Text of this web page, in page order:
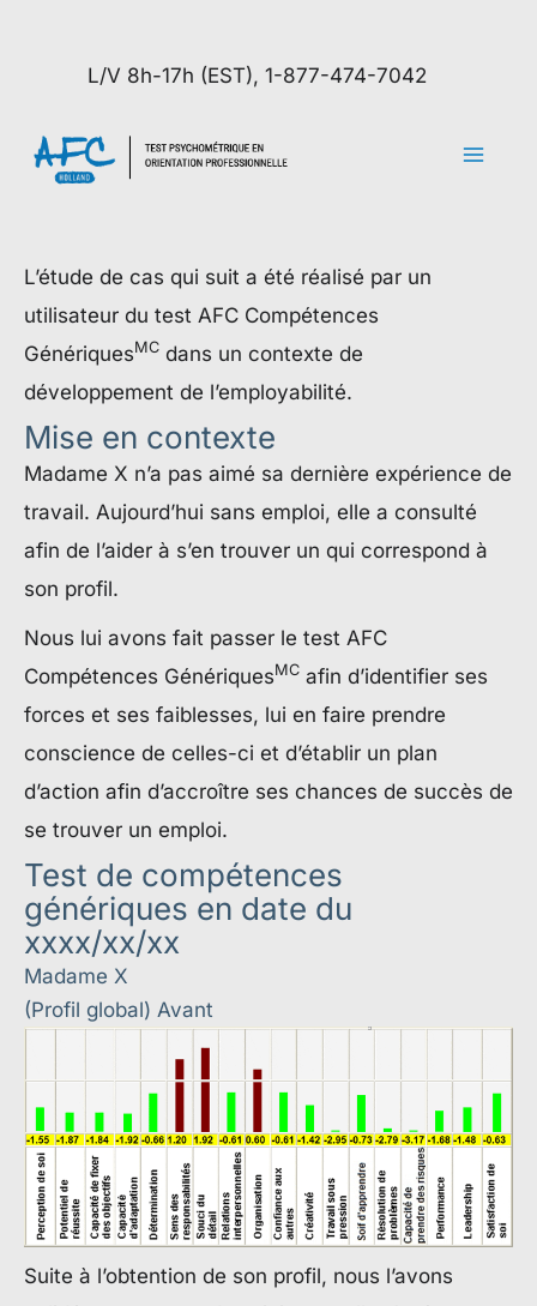
L/V 8h-17h (EST), 1-877-474-7042
L’étude de cas qui suit a été réalisé par un
utilisateur du test AFC Compétences
GénériquesMC dans un contexte de
développement de l’employabilité.
Mise en contexte
Madame X n’a pas aimé sa dernière expérience de
travail. Aujourd’hui sans emploi, elle a consulté
afin de l’aider à s’en trouver un qui correspond à
son profil.
Nous lui avons fait passer le test AFC
Compétences GénériquesMC afin d’identifier ses
forces et ses faiblesses, lui en faire prendre
conscience de celles-ci et d’établir un plan
d’action afin d’accroître ses chances de succès de
se trouver un emploi.
Test de compétences
génériques en date du
xxxx/xx/xx
Madame X
(Profil global) Avant
Suite à l’obtention de son profil, nous l’avons